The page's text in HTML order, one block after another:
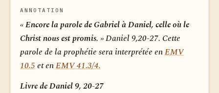
ANNOTATION
« Encore la parole de Gabriel à Daniel, celle où le
Christ nous est promis. »Daniel 9,20-27. Cette
parole de la prophétie sera interprétée enEMV
10.5et enEMV 41.3/4.
Livre de Daniel 9, 20-27